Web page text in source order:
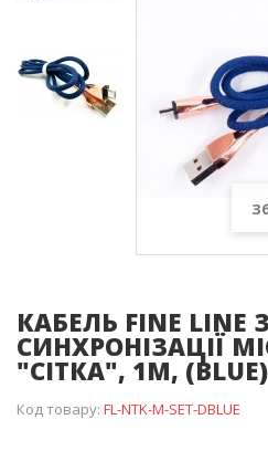
КАБЕЛЬ FINE LINE
СИНХРОНІЗАЦІЇ
"СІТКА", 1М, (BLUE)
Код товару: FL-NTK-M-SET-DBLUE